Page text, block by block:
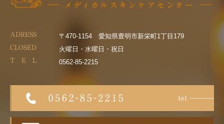
ADRESS 〒470-1154 愛知県豊明市新栄町1丁目179
CLOSED 火曜日・水曜日・祝日
T E L 0562-85-2215